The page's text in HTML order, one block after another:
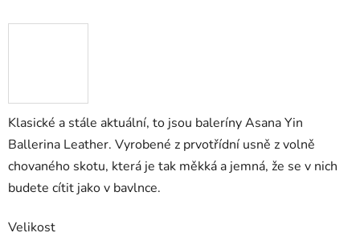
Klasické a stále aktuální, to jsou baleríny Asana Yin
Ballerina Leather. Vyrobené z prvotřídní usně z volně
chovaného skotu, která je tak měkká a jemná, že se v nich
budete cítit jako v bavlnce.
Velikost